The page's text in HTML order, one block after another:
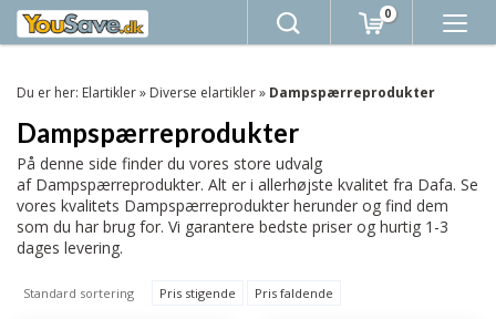
0
Du er her: Elartikler» Diverse elartikler» Dampspærreprodukter
Dampspærreprodukter
På denne side finder du vores store udvalg
af Dampspærreprodukter. Alt er i allerhøjste kvalitet fra Dafa. Se
vores kvalitets Dampspærreprodukter herunder og find dem
som du har brug for. Vi garantere bedste priser og hurtig 1-3
dages levering.
Standard sortering Pris stigende Pris faldende